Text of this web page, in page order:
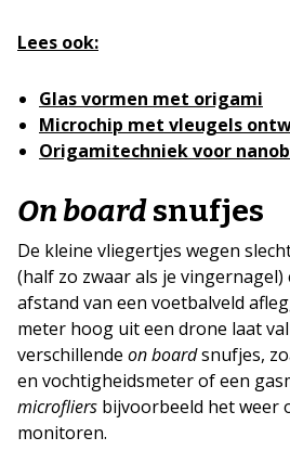
Lees ook:
Glas vormen met origami
Microchip met vleugels
Origamitechniek voor
On boardsnufjes
De kleine vliegertjes wegen
(half zo zwaar als je
afstand van een voetbalveld
meter hoog uit een drone laat
verschillende on boardsnufjes,
en vochtigheidsmeter of een
microfliers bijvoorbeeld het weer
monitoren.